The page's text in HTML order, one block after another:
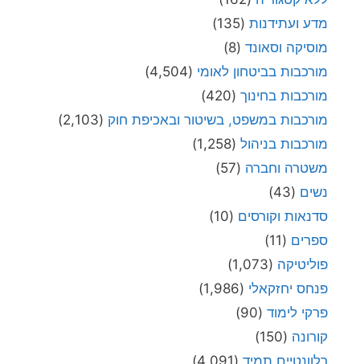
מדע ועתידנות (135)
מוסיקה וסאונד (8)
מורכבות בביטחון לאומי (4,504)
מורכבות בחינוך (420)
מורכבות במשפט, בשיטור ובאכיפת חוק (2,103)
מורכבות בניהול (1,258)
משטרה וחברה (57)
נשים (43)
סדנאות וקורסים (10)
ספרים (11)
פוליטיקה (1,073)
פנחס יחזקאלי (1,986)
פרקי לימוד (90)
קורונה (150)
רלוונטיים תמיד (4,091)